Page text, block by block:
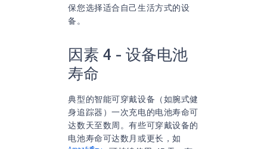
保您选择适合自己生活方式的设
备。
因素 4 - 设备电池
寿命
典型的智能可穿戴设备（如腕式健
身追踪器）一次充电的电池寿命可
达数天至数周。有些可穿戴设备的
电池寿命可达数月或更长，如